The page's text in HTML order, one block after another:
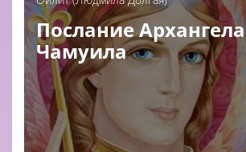
Послание Архангела
Чамуила